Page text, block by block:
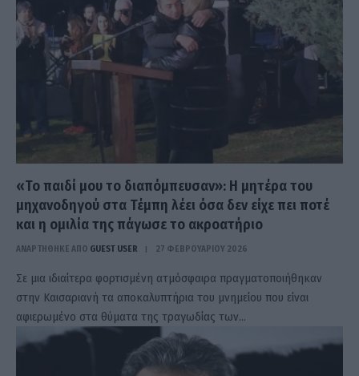
«Το παιδί μου το διαπόμπευσαν»: Η μητέρα του
μηχανοδηγού στα Τέμπη λέει όσα δεν είχε πει ποτέ
και η ομιλία της πάγωσε το ακροατήριο
ΑΝΑΡΤΗΘΗΚΕ ΑΠΟ GUEST USER 27 ΦΕΒΡΟΥΑΡΊΟΥ 2026
Σε μια ιδιαίτερα φορτισμένη ατμόσφαιρα πραγματοποιήθηκαν
στην Καισαριανή τα αποκαλυπτήρια του μνημείου που είναι
αφιερωμένο στα θύματα της τραγωδίας των…